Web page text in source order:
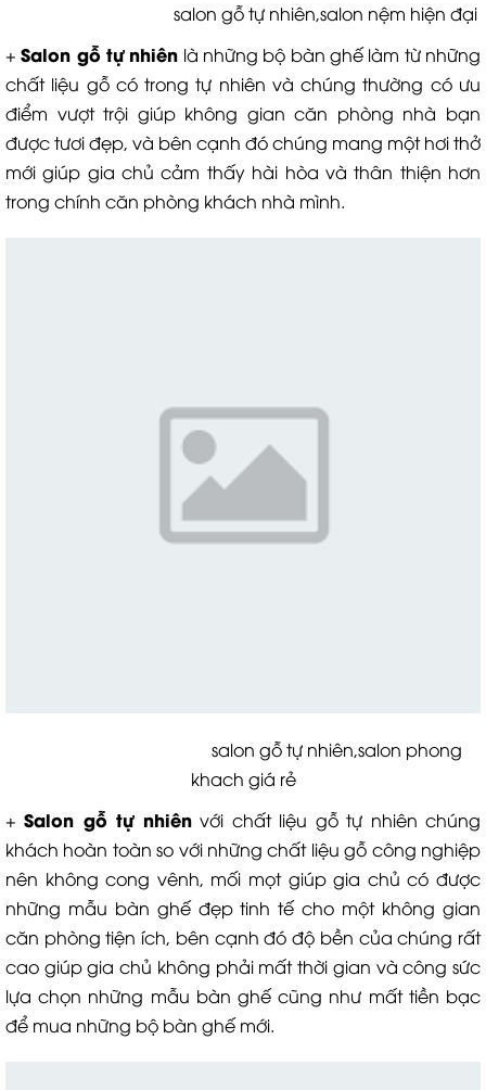
salon gỗ tự nhiên,salon nệm hiện đại
+Salon gỗ tự nhiên là những bộ bàn ghế làm từ những
chất liệu gỗ có trong tự nhiên và chúng thường có ưu
điểm vượt trội giúp không gian căn phòng nhà bạn
được tươi đẹp, và bên cạnh đó chúng mang một hơi thở
mới giúp gia chủ cảm thấy hài hòa và thân thiện hơn
trong chính căn phòng khách nhà mình.
salon gỗ tự nhiên,salon phong
khach giá rẻ
+Salon gỗ tự nhiênvới chất liệu gỗ tự nhiên chúng
khách hoàn toàn so với những chất liệu gỗ công nghiệp
nên không cong vênh, mối mọt giúp gia chủ có được
những mẫu bàn ghế đẹp tinh tế cho một không gian
căn phòng tiện ích, bên cạnh đó độ bền của chúng rất
cao giúp gia chủ không phải mất thời gian và công sức
lựa chọn những mẫu bàn ghế cũng như mất tiền bạc
để mua những bộ bàn ghế mới.